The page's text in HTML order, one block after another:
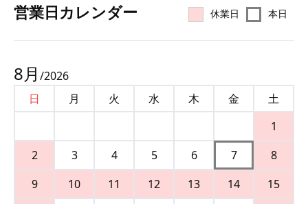
営業⽇カレンダー 休業日 本日
8月 /2026
日
月 火 水 木 金
土
1
2
3 4 5 6 7
8
9
10 11 12 13 14
15